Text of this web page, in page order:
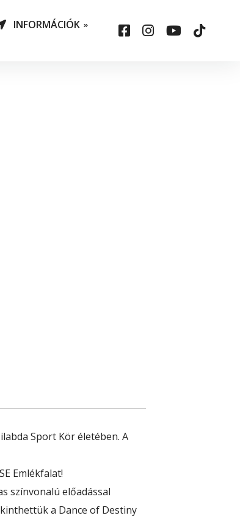
INFORMÁCIÓK
Sport Kör életében. A
Emlékfalat!
színvonalú előadással
a Dance of Destiny